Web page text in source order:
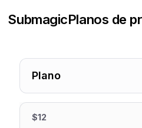
SubmagicPlanos de
Plano
$12